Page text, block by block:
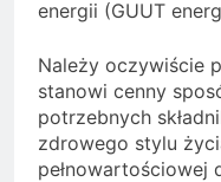
energii (GUUT
Należy oczywiście
stanowi cenny
potrzebnych
zdrowego stylu
pełnowartościowej